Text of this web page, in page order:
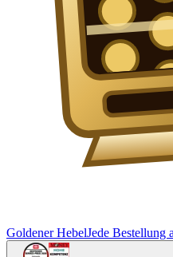
Goldener HebelJede Bestellung